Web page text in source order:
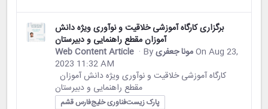
برگزاری کارگاه آموزشی خلاقیت و نوآوری ویژه دانش
آموزان مقطع راهنمایی و دبیرستان
Web Content Article · Byمونا جعفریOn Aug 23,
2023 11:32 AM
مقطع راهنمایی و دبیرستان
پارک زیست‌فناوری خلیج‌فارس قشم